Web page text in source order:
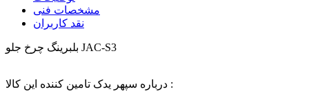
مشخصات فنی
نقد کاربران
بلبرينگ چرخ جلو JAC-S3
درباره سپهر یدک تامین کننده این کالا :